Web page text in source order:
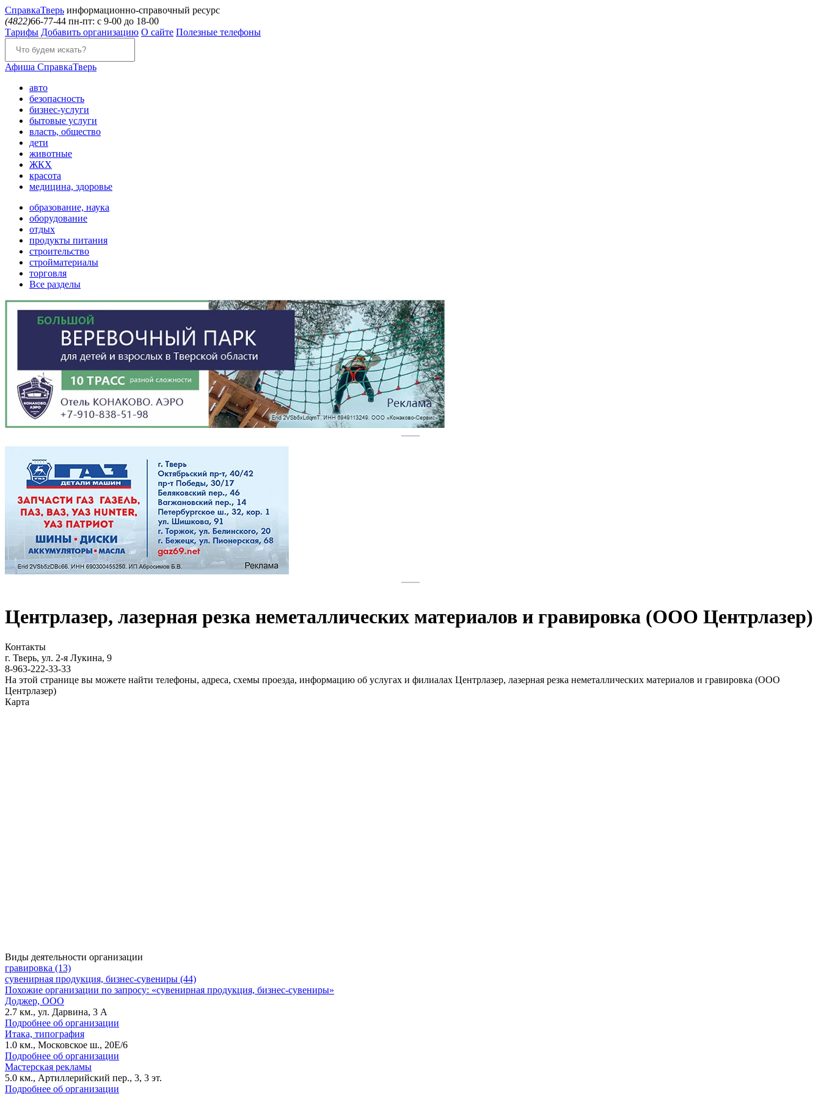
СправкаТверь информационно-справочный ресурс
(4822)66-77-44 пн-пт: с 9-00 до 18-00
Тарифы Добавить организацию О сайте Полезные телефоны
Афиша СправкаТверь
авто
безопасность
бизнес-услуги
бытовые услуги
власть, общество
дети
животные
ЖКХ
красота
медицина, здоровье
образование, наука
оборудование
отдых
продукты питания
строительство
стройматериалы
торговля
Все разделы
Центрлазер, лазерная резка неметаллических материалов и гравировка (ООО Центрлазер)
Контакты
г. Тверь, ул. 2-я Лукина, 9
8-963-222-33-33
На этой странице вы можете найти телефоны, адреса, схемы проезда, информацию об услугах и филиалах Центрлазер, лазерная резка неметаллических материалов и гравировка (ООО
Центрлазер)
Карта
Виды деятельности организации
гравировка (13)
сувенирная продукция, бизнес-сувениры (44)
Похожие организации по запросу: «сувенирная продукция, бизнес-сувениры»
Доджер, ООО
2.7 км., ул. Дарвина, 3 А
Подробнее об организации
Итака, типография
1.0 км., Московское ш., 20Е/6
Подробнее об организации
Мастерская рекламы
5.0 км., Артиллерийский пер., 3, 3 эт.
Подробнее об организации